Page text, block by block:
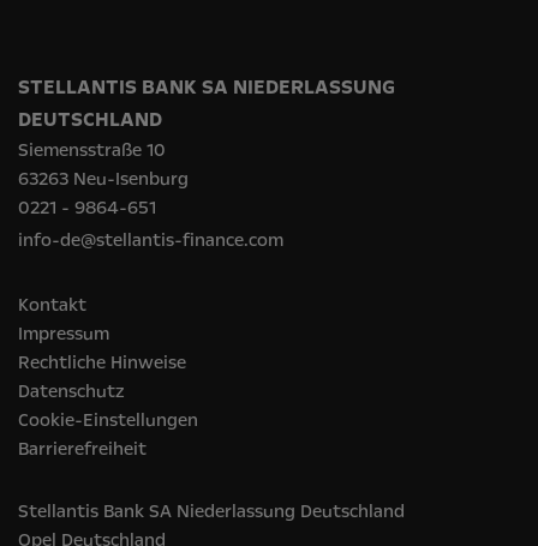
STELLANTIS BANK SA NIEDERLASSUNG
DEUTSCHLAND
Siemensstraße 10
63263 Neu-Isenburg
0221 - 9864-651
info-de@stellantis-finance.com
Kontakt
Impressum
Rechtliche Hinweise
Datenschutz
Cookie-Einstellungen
Barrierefreiheit
Stellantis Bank SA Niederlassung Deutschland
Opel‎ Deutschland